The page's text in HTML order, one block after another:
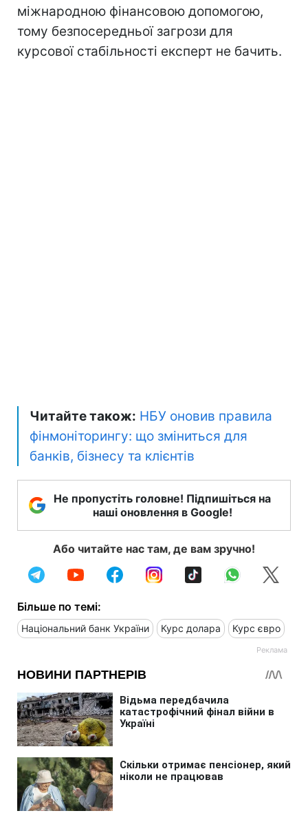
міжнародною фінансовою допомогою,
тому безпосередньої загрози для
курсової стабільності експерт не бачить.
Читайте також: НБУ оновив правила
фінмоніторингу: що зміниться для
банків, бізнесу та клієнтів
Не пропустіть головне! Підпишіться на
наші оновлення в Google!
Або читайте нас там, де вам зручно!
Більше по темі:
Національний банк України Курс долара Курс євро